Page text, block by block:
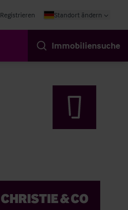
Registrieren Standort ändern
Immobiliensuche